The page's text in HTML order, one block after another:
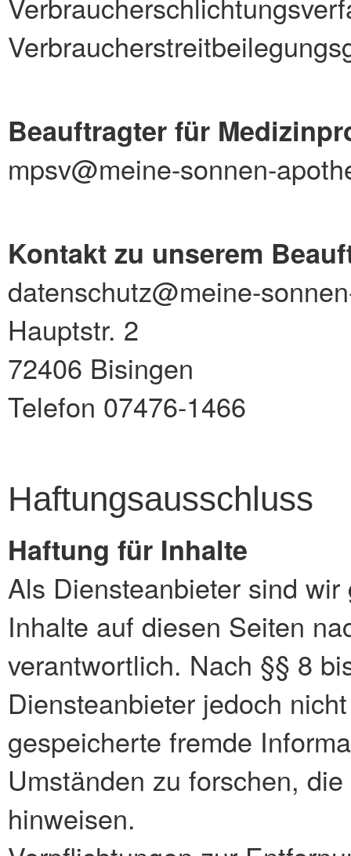
Beauftragter für
mpsv@meine-sonnen-
Kontakt zu unserem
datenschutz@meine-
Hauptstr. 2
72406 Bisingen
Telefon 07476-1466
Haftungsausschluss
Haftung für Inhalte
Als Diensteanbieter sind
Inhalte auf diesen Seiten
verantwortlich. Nach §§ 8
Diensteanbieter jedoch
gespeicherte fremde
Umständen zu forschen,
hinweisen.